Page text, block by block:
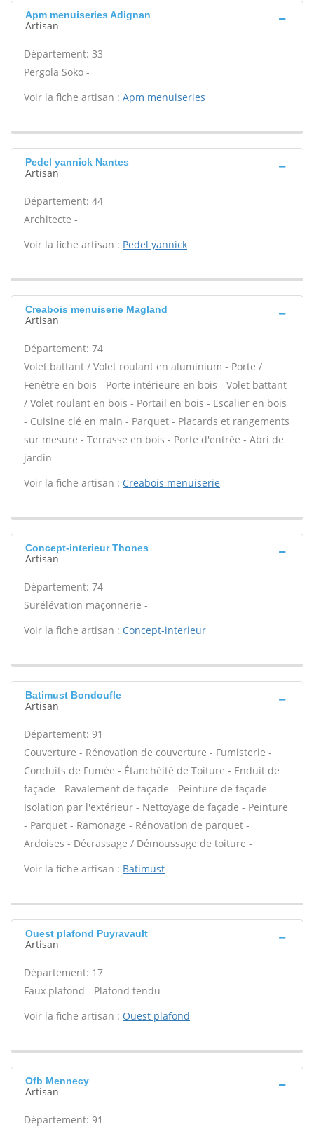
Apm menuiseries Adignan
Artisan
Département: 33
Pergola Soko -
Voir la fiche artisan : Apm menuiseries
Pedel yannick Nantes
Artisan
Département: 44
Architecte -
Voir la fiche artisan : Pedel yannick
Creabois menuiserie Magland
Artisan
Département: 74
Volet battant / Volet roulant en aluminium - Porte /
Fenêtre en bois - Porte intérieure en bois - Volet battant
/ Volet roulant en bois - Portail en bois - Escalier en bois
- Cuisine clé en main - Parquet - Placards et rangements
sur mesure - Terrasse en bois - Porte d'entrée - Abri de
jardin -
Voir la fiche artisan : Creabois menuiserie
Concept-interieur Thones
Artisan
Département: 74
Surélévation maçonnerie -
Voir la fiche artisan : Concept-interieur
Batimust Bondoufle
Artisan
Département: 91
Couverture - Rénovation de couverture - Fumisterie -
Conduits de Fumée - Étanchéité de Toiture - Enduit de
façade - Ravalement de façade - Peinture de façade -
Isolation par l'extérieur - Nettoyage de façade - Peinture
- Parquet - Ramonage - Rénovation de parquet -
Ardoises - Décrassage / Démoussage de toiture -
Voir la fiche artisan : Batimust
Ouest plafond Puyravault
Artisan
Département: 17
Faux plafond - Plafond tendu -
Voir la fiche artisan : Ouest plafond
Ofb Mennecy
Artisan
Département: 91